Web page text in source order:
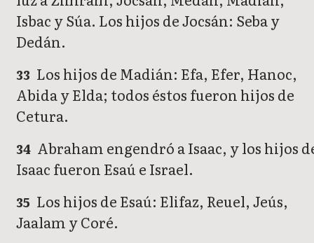
Isbac y Súa. Los hijos de Jocsán: Seba y
Dedán.
33 Los hijos de Madián: Efa, Efer, Hanoc,
Abida y Elda; todos éstos fueron hijos de
Cetura.
34 Abraham engendró a Isaac, y los hijos
Isaac fueron Esaú e Israel.
35 Los hijos de Esaú: Elifaz, Reuel, Jeús,
Jaalam y Coré.